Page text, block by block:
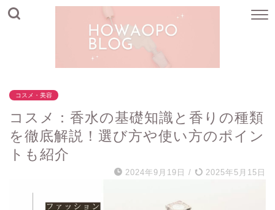
コスメ・美容
コスメ：香水の基礎知識と香りの種類
を徹底解説！選び方や使い方のポイン
トも紹介
2024年9月19日 / 2025年5月15日